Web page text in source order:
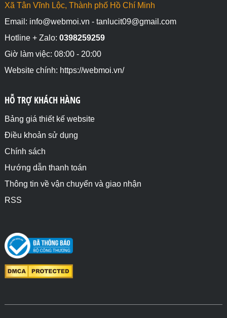
Xã Tân Vĩnh Lộc, Thành phố Hồ Chí Minh
Email: info@webmoi.vn - tanlucit09@gmail.com
Hotline + Zalo: 0398259259
Giờ làm việc: 08:00 - 20:00
Website chính: https://webmoi.vn/
HỖ TRỢ KHÁCH HÀNG
Bảng giá thiết kế website
Điều khoản sử dụng
Chính sách
Hướng dẫn thanh toán
Thông tin về vận chuyển và giao nhận
RSS